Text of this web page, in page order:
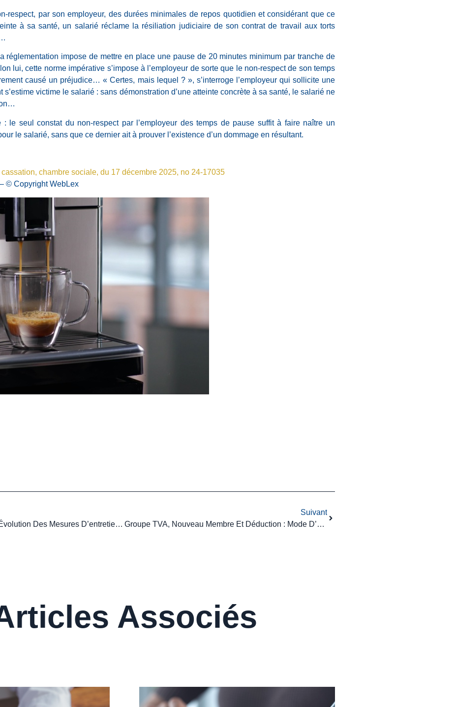
respect, par son employeur, des durées minimales de repos quotidien et considérant que ce
à sa santé, un salarié réclame la résiliation judiciaire de son contrat de travail aux torts
réglementation impose de mettre en place une pause de 20 minutes minimum par tranche de
lui, cette norme impérative s’impose à l’employeur de sorte que le non-respect de son temps
causé un préjudice… « Certes, mais lequel ? », s’interroge l’employeur qui sollicite une
s’estime victime le salarié : sans démonstration d’une atteinte concrète à sa santé, le salarié ne
le seul constat du non-respect par l’employeur des temps de pause suffit à faire naître un
le salarié, sans que ce dernier ait à prouver l’existence d’un dommage en résultant.
chambre sociale, du 17 décembre 2025, no 24-17035
– © Copyright WebLex
Piscines Collectives : Évolution Des Mesures D’entretien Des Eaux
Suivant
Groupe TVA, Nouveau Membre Et Déduction : Mode D’emploi
Associés